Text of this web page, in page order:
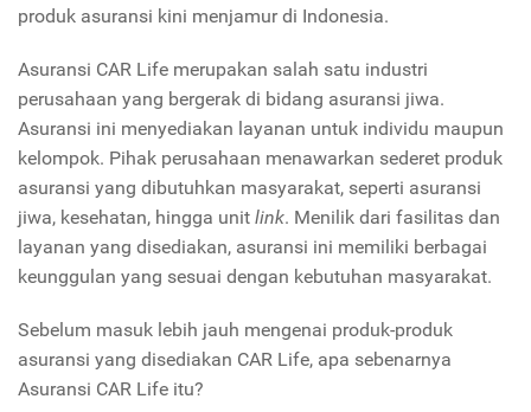
produk asuransi kini menjamur di Indonesia.
Asuransi CAR Life merupakan salah satu industri
perusahaan yang bergerak di bidang asuransi jiwa.
Asuransi ini menyediakan layanan untuk individu maupun
kelompok. Pihak perusahaan menawarkan sederet produk
asuransi yang dibutuhkan masyarakat, seperti asuransi
jiwa, kesehatan, hingga unit link. Menilik dari fasilitas dan
layanan yang disediakan, asuransi ini memiliki berbagai
keunggulan yang sesuai dengan kebutuhan masyarakat.
Sebelum masuk lebih jauh mengenai produk-produk
asuransi yang disediakan CAR Life, apa sebenarnya
Asuransi CAR Life itu?